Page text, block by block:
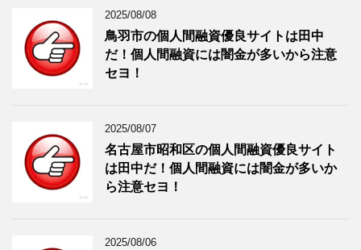
2025/08/08
鳥羽市の個人間融資優良サイトは田中
だ！個人間融資には闇金が多いから注意
セヨ！
2025/08/07
名古屋市昭和区の個人間融資優良サイト
は田中だ！個人間融資には闇金が多いか
ら注意セヨ！
2025/08/06